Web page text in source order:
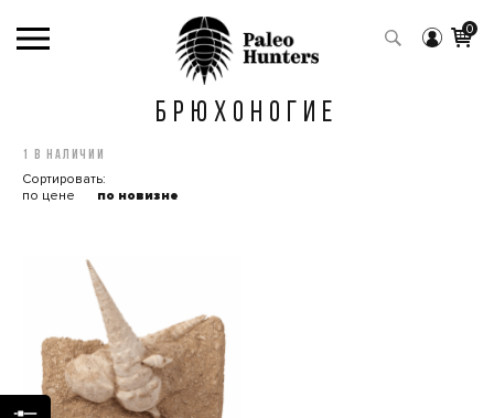
0
БРЮХОНОГИЕ
1 в наличии
Сортировать:
по цене
по новизне